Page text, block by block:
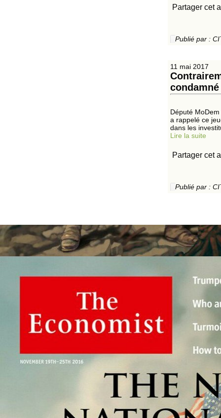
Partager cet
Publié par :
11 mai 2017
condamné
Député
a rappelé ce
dans les
Lire la suite
Partager cet
Publié par :